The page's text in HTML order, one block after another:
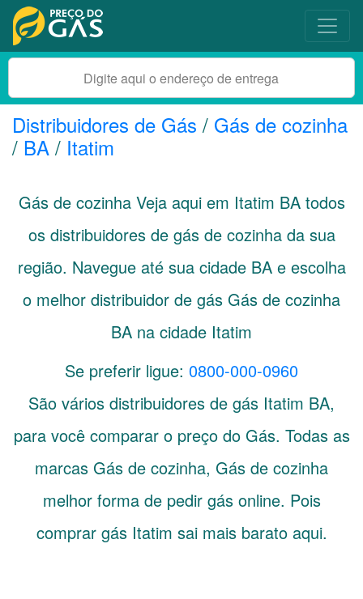
Distribuidores de Gás / Gás de cozinha
/ BA / Itatim
Gás de cozinha Veja aqui em Itatim BAtodos
os distribuidores de gás de cozinha da sua
região. Navegue até sua cidade BAe escolha
o melhor distribuidor de gás Gás de cozinha
BA na cidade Itatim
Se preferir ligue: 0800-000-0960
São vários distribuidores de gás Itatim BA,
para você comparar o preço do Gás. Todas as
marcas Gás de cozinha, Gás de cozinha
melhor forma de pedir gás online. Pois
comprar gás Itatim sai mais barato aqui.